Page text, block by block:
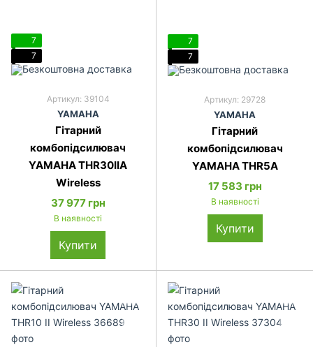
7
7
Артикул: 39104
YAMAHA
Гітарний
комбопідсилювач
YAMAHA THR30IIA
Wireless
37 977 грн
В наявності
Купити
7
7
Артикул: 29728
YAMAHA
Гітарний
комбопідсилювач
YAMAHA THR5A
17 583 грн
В наявності
Купити